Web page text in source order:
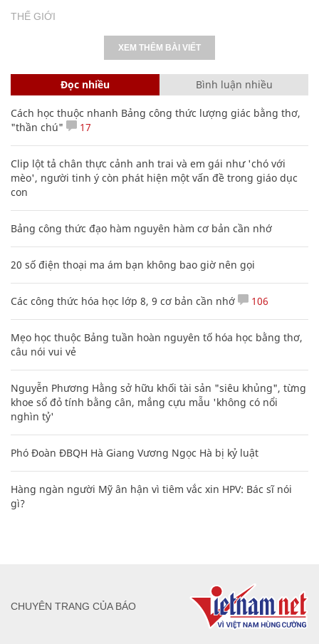
THẾ GIỚI
XEM THÊM BÀI VIẾT
Đọc nhiều Bình luận nhiều
Cách học thuộc nhanh Bảng công thức lượng giác bằng thơ,
"thần chú"
17
Clip lột tả chân thực cảnh anh trai và em gái như 'chó với
mèo', người tinh ý còn phát hiện một vấn đề trong giáo dục
con
Bảng công thức đạo hàm nguyên hàm cơ bản cần nhớ
20 số điện thoại ma ám bạn không bao giờ nên gọi
Các công thức hóa học lớp 8, 9 cơ bản cần nhớ 106
Mẹo học thuộc Bảng tuần hoàn nguyên tố hóa học bằng thơ,
câu nói vui vẻ
Nguyễn Phương Hằng sở hữu khối tài sản "siêu khủng", từng
khoe sổ đỏ tính bằng cân, mắng cựu mẫu 'không có nổi
nghìn tỷ'
Phó Đoàn ĐBQH Hà Giang Vương Ngọc Hà bị kỷ luật
Hàng ngàn người Mỹ ân hận vì tiêm vắc xin HPV: Bác sĩ nói
gì?
CHUYÊN TRANG CỦA BÁO